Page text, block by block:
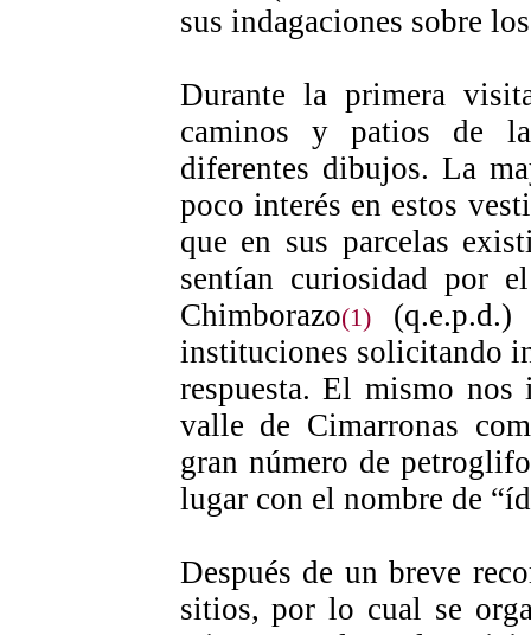
sus indagaciones sobre
Durante la primera
caminos y patios de
diferentes dibujos. La
poco interés en estos
que en sus parcelas
sentían curiosidad por
Chimborazo(1)(q.e.p.d.)
instituciones solicitando
respuesta. El mismo
valle de Cimarronas
gran número de
lugar con el nombre de
Después de un breve
sitios, por lo cual se